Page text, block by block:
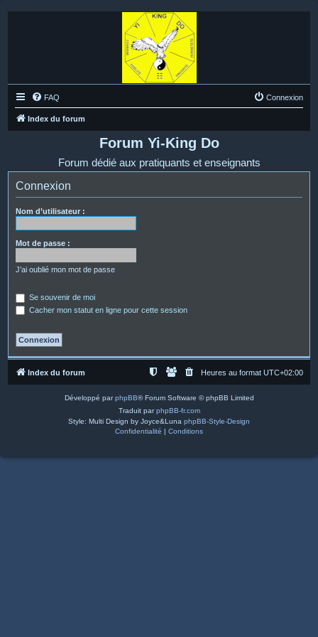
FAQ Connexion
Index du forum
Forum Yi-King Do
Forum dédié aux pratiquants et enseignants
Connexion
Nom d’utilisateur :
Mot de passe :
J’ai oublié mon mot de passe
Se souvenir de moi
Cacher mon statut en ligne pour cette session
Index du forum Heures au format UTC+02:00
Développé parphpBB® Forum Software © phpBB Limited
Traduit parphpBB-fr.com
Style: Multi Design by Joyce&Luna phpBB-Style-Design
Confidentialité | Conditions